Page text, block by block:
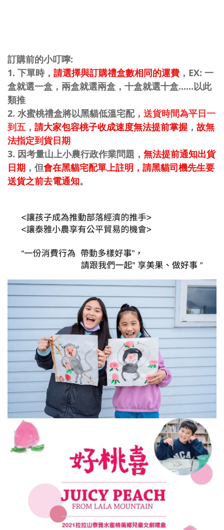
訂購前的小叮嚀:
1. 下單時， 請選擇與訂購禮盒數相同的運費 ，EX: 一
盒就選一盒，兩盒就選兩盒，十盒就選十盒......以此
類推
2. 水蜜桃禮盒將以黑貓低溫宅配， 送貨時間為平日一
到五 ， 請大家包容桃子收成速度無法提前掌握 ， 故無
法指定到貨日期
3. 因考量山上小農行政作業問題， 無法提前通知出貨
日期 ，但會在黑貓宅配單上註明，請黑貓司機先生要
送貨之前去電通知。